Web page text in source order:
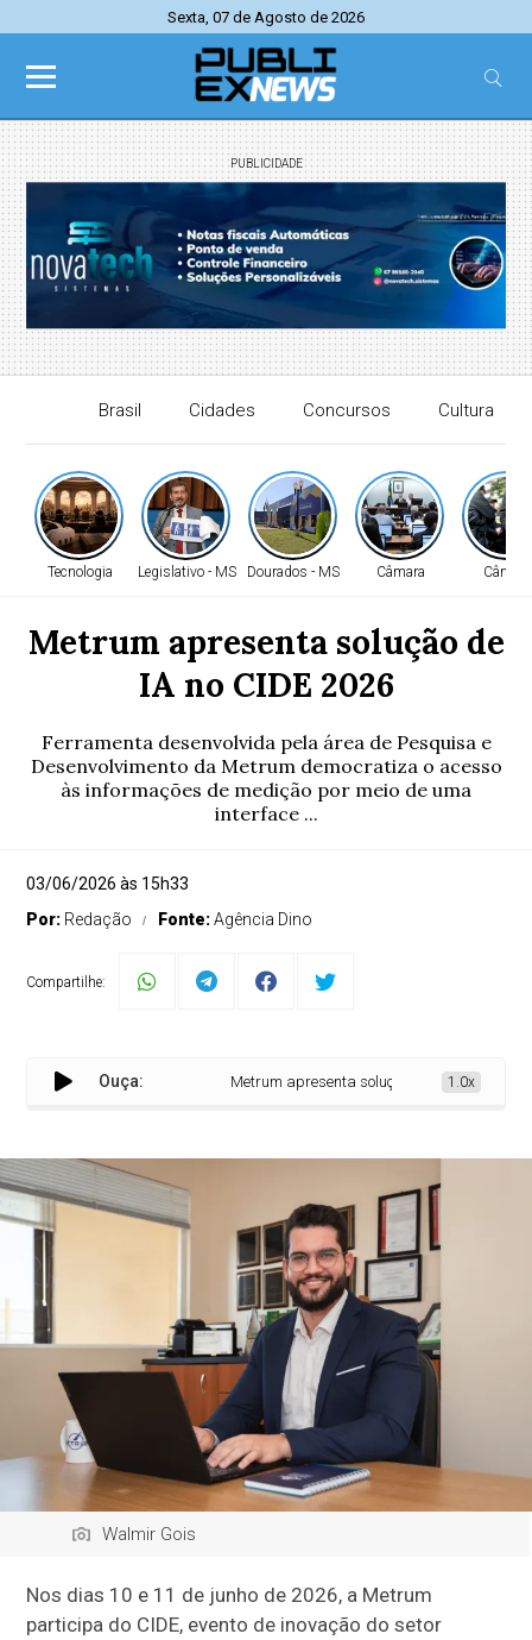
Sexta, 07 de Agosto de 2026
PUBLICIDADE
Brasil Cidades Concursos Cultura
Tecnologia Legislativo - MS Dourados - MS Câmara Câmara
Metrum apresenta solução de
IA no CIDE 2026
Ferramenta desenvolvida pela área de Pesquisa e
Desenvolvimento da Metrum democratiza o acesso
às informações de medição por meio de uma
interface ...
03/06/2026 às 15h33
Por: Redação Fonte:Agência Dino
Compartilhe:
Ouça: Metrum apresenta solução de IA no CIDE 2026
1.0x
Walmir Gois
Nos dias 10 e 11 de junho de 2026, a Metrum
participa do CIDE, evento de inovação do setor